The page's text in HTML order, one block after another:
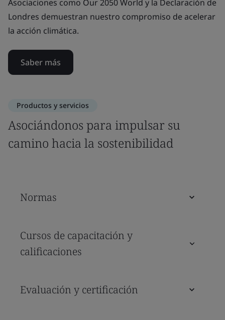
Asociaciones como Our 2050 World y la Declaración de
Londres demuestran nuestro compromiso de acelerar
la acción climática.
Saber más
Productos y servicios
Asociándonos para impulsar su
camino hacia la sostenibilidad
Normas
Cursos de capacitación y
calificaciones
Evaluación y certificación